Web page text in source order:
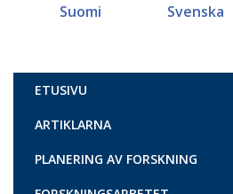
Suomi Svenska
Vastuullinen tiede
ETUSIVU
ARTIKLARNA
PLANERING AV FORSKNING